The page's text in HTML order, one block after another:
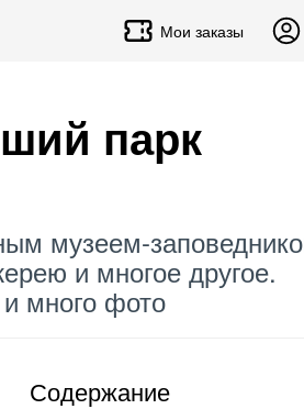
Мои заказы
парк
музеем-
и многое другое.
много фото
Содержание